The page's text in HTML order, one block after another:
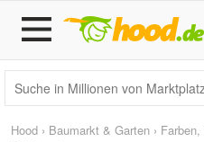
Hood › Baumarkt & Garten ›